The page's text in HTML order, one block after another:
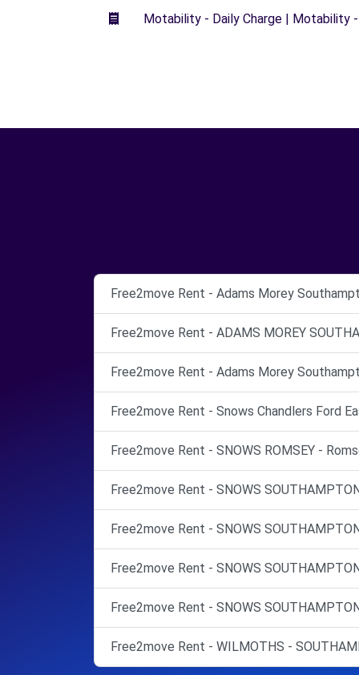
Motability - Daily Charge | Motability
Free2move Rent - Adams Morey
Free2move Rent - ADAMS MOREY
Free2move Rent - Adams Morey
Free2move Rent - Snows Chandlers Ford
Free2move Rent - SNOWS ROMSEY -
Free2move Rent - SNOWS
Free2move Rent - SNOWS
Free2move Rent - SNOWS
Free2move Rent - SNOWS
Free2move Rent - WILMOTHS -